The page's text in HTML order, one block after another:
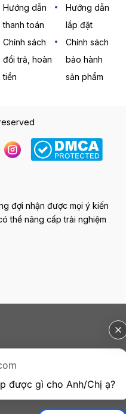
Hướng dẫn
thanh toán
Hướng dẫn
lắp đặt
Chính sách
đổi trả, hoàn
tiền
Chính sách
bảo hành
sản phẩm
đợi nhận được mọi ý kiến
thể nâng cấp trải nghiệm